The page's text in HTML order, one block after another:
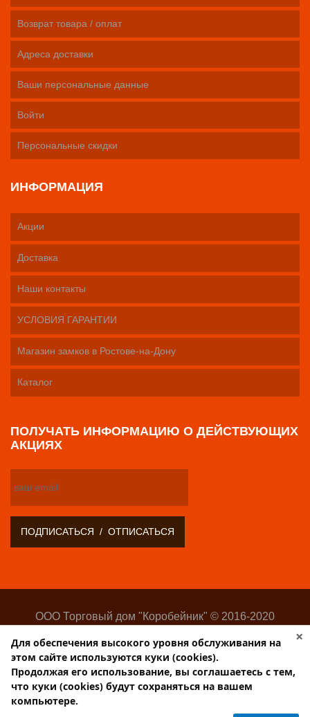
Возврат товара / оплат
Адреса доставки
Ваши персональные данные
Войти
Персональные скидки
ИНФОРМАЦИЯ
Акции
Доставка
Наши контакты
УСЛОВИЯ ГАРАНТИИ
Магазин замков в Ростове-на-Дону
Каталог
ПОЛУЧАТЬ ИНФОРМАЦИЮ О ДЕЙСТВУЮЩИХ
АКЦИЯХ
ООО Торговый дом "Коробейник" © 2016-2020
изделий
Разработка:Web-студия Websilon
Поддержка сайта —ООО «Центр-Интернет»
Торговый дом КОРОБЕЙНИК
×
Для обеспечения высокого уровня обслуживания на
этом сайте используются куки (cookies).
Продолжая его использование, вы соглашаетесь с тем,
что куки (cookies) будут сохраняться на вашем
компьютере.